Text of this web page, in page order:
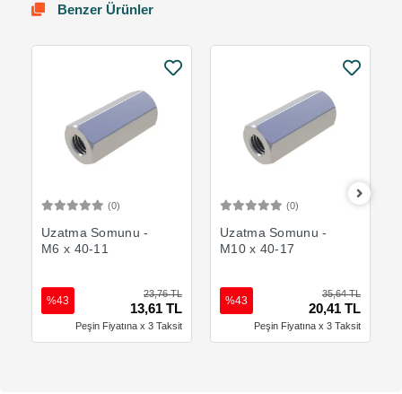
Benzer Ürünler
(0)
Uzatma Somunu -
M6 x 40-11
23,76 TL
13,61 TL
%43
Peşin Fiyatına x 3 Taksit
(0)
Uzatma Somunu -
M10 x 40-17
35,64 TL
20,41 TL
%43
Peşin Fiyatına x 3 Taksit